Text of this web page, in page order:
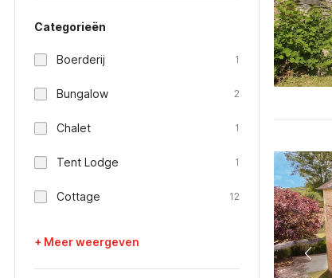
Categorieën
Boerderij 1
Bungalow 2
Chalet 1
Tent Lodge 1
Cottage 12
+ Meer weergeven